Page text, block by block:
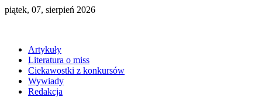
piątek, 07, sierpień 2026
Artykuły
Literatura o miss
Ciekawostki z konkursów
Wywiady
Redakcja